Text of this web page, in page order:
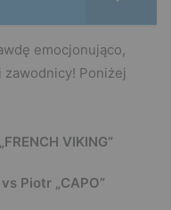
emocjonująco,
Poniżej
VIKING”
Piotr „CAPO”